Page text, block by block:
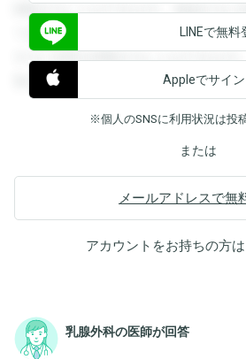
閲覧することができます。登録すると
できます。登録すると回答を閲覧する
すると回答を閲覧することができます
覧することができます。
LINEで無
Appleでサイ
※個人のSNSに利用状況は投
または
メールアドレスで無
アカウントをお持ちの方は
乳腺外科の医師が回答